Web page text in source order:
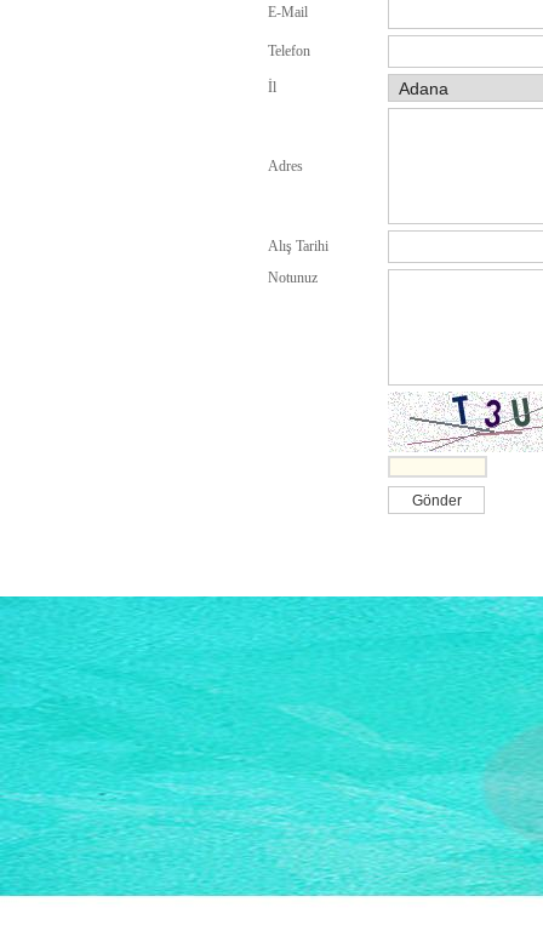
E-Mail
Telefon
İl
Adres
Alış Tarihi
Notunuz